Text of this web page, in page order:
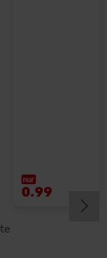
nur
0.99